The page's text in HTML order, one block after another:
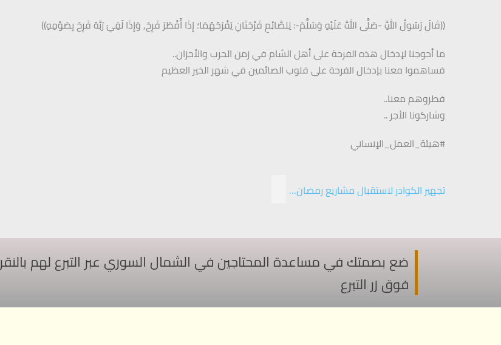
((قَالَ رَسُولُ اللَّهِ -صَلَّى اللَّهُ عَلَيْهِ وَسَلَّمَ-: لِلصَّائِمِ فَرْحَتَانِ يَفْرَحُهُمَا؛ إِذَا أَفْطَرَ فَرِحَ, وَإِذَا لَقِيَ رَبَّهُ فَرِحَ بِصَوْمِهِ))
ما أحوجنا لإدخال هذه الفرحة على أهل الشام في زمن الحرب والأحزان..
فساهموا معنا بإدخال الفرحة على قلوب الصائمين في شهر الخير العظيم
فطروهم معنا..
وشاركونا الأجر ..
#هيئة_العمل_الإنساني
تجهيز الكوادر لاستقبال مشاريع رمضان…
ضع بصمتك في مساعدة المحتاجين في الشمال السوري عبر التبرع لهم بالنقر
فوق زر التبرع